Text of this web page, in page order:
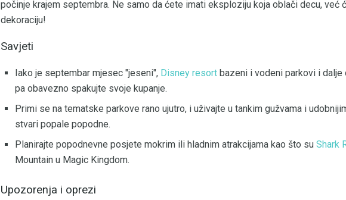
počinje krajem septembra. Ne samo da ćete imati eksploziju koja oblači decu,
dekoraciju!
Savjeti
Iako je septembar mjesec "jeseni", Disney resort bazeni i vodeni parkovi i
pa obavezno spakujte svoje kupanje.
Primi se na tematske parkove rano ujutro, i uživajte u tankim gužvama i
stvari popale popodne.
Planirajte popodnevne posjete mokrim ili hladnim atrakcijama kao što su Shark
Mountain u Magic Kingdom.
Upozorenja i oprezi